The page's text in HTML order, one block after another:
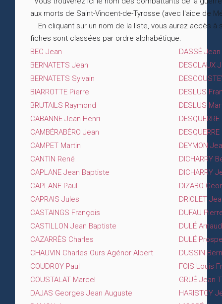
aux morts de Saint-Vincent-de-Tyrosse (avec l'aide de
En cliquant sur un nom de la liste, vous aurez accès à
fiches sont classées par ordre alphabétique.
BEC Jean
DASSÉ
BERNATETS Jean
DESCLAUX
BERNATETS Sylvain
BIARROTTE Pierre
DESLUS
BRUTAILS Raymond
DESLUS
CABANNE Jean Henri
CAMBÉRABÉRO Jean
CAMPET Martin
DEYMON
CANTIN René
DICHARRY
CAPLANE Jean Baptiste
DICHARRY
CAPLANE Paul
DIZABO
CAPRAIS Jules
DRIOLET
CASTAINGS François
DUFAU
CASTILLON Jean Baptiste
DULÉ Arnaud
CAZARRÈS Charles
DULÉ
CHAUVIN Charles Ours Agénor Albert
DUSSIN
COUDROY Paul
FOIS Louis
COUSTALAT Marcel
GRUÉ Jean
DAJAS Georges Jean Auguste
HARISTOY